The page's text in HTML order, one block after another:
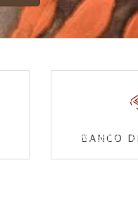
BANCO
Povos
Acesse a